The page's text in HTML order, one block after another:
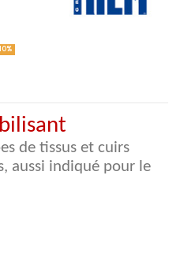
de tissus et cuirs
aussi indiqué pour le